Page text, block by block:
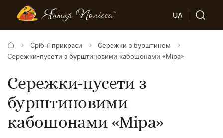
UA
Срібні прикраси
Сережки з бурштином
Сережки-пусети з бурштиновими кабошонами «Міра»
Сережки-пусети з
бурштиновими
кабошонами «Міра»